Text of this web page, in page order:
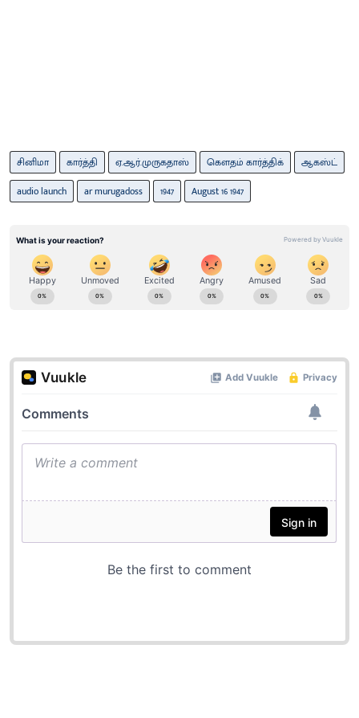
சினிமா கார்த்தி ஏ.ஆர்.முருகதாஸ் கௌதம் கார்த்திக்
ஆகஸ்ட்
audio launch
ar murugadoss 1947 August 16 1947